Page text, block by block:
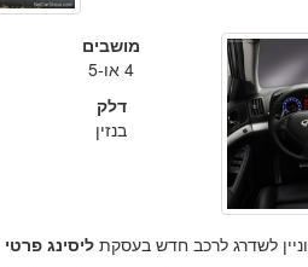
מושבים
4 או-5
דלק
בנזין
לשדרג לרכב חדש בעסקתליסינג פרטי